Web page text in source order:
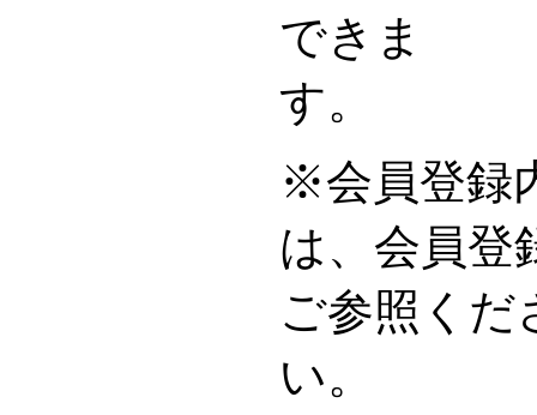
できま
※会員登録
は、会員登
ご参照くだ